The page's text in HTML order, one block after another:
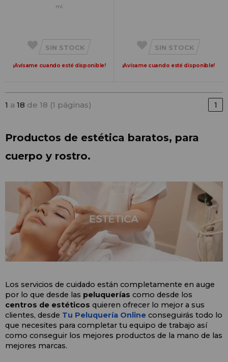
ml.
SIN STOCK
¡Avísame cuando esté disponible!
SIN STOCK
¡Avísame cuando esté disponible!
1 a 18 de 18 (1 páginas) 1
Productos de estética baratos, para
cuerpo y rostro.
Los servicios de cuidado están completamente en auge
por lo que desde las peluquerías
centros de estéticos quieren ofrecer lo mejor a sus
clientes, desde Tu Peluquería Online conseguirás todo lo
que necesites para completar tu equipo de trabajo así
como conseguir los mejores productos de la mano de las
mejores marcas.